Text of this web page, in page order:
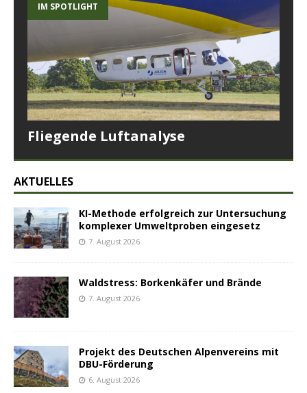
IM SPOTLIGHT
Fliegende Luftanalyse
AKTUELLES
KI-Methode erfolgreich zur Untersuchung
komplexer Umweltproben eingesetz
7. August 2026
Waldstress: Borkenkäfer und Brände
7. August 2026
Projekt des Deutschen Alpenvereins mit
DBU-Förderung
6. August 2026